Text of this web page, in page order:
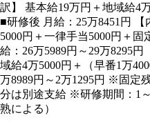
訳】 基本給19万円＋地域給4
■研修後 月給：25万8451円
5000円＋一律手当5000円＋固
給：26万5989円～29万8295
域給4万5000円＋（早番1万
万8989円～2万1295円 ※固定
分は別途支給 ※研修期間：1
熟による）